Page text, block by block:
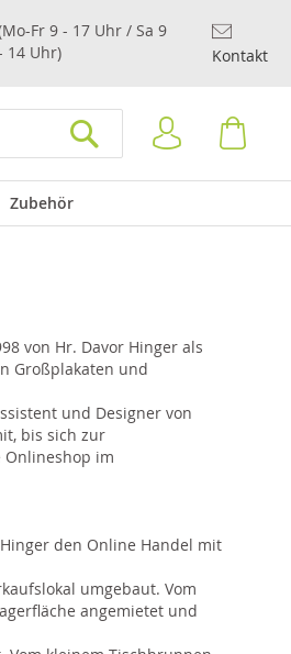
Fr 9 - 17 Uhr / Sa 9
14 Uhr)
Kontakt
Anmelden
Zubehör
von Hr. Davor Hinger als
Großplakaten und
und Designer von
bis sich zur
im
den Online Handel mit
umgebaut. Vom
angemietet und